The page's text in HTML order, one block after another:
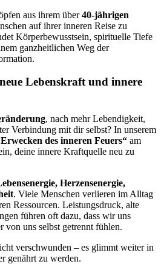
aus ihrem über40-jährigen
auf ihrer inneren Reise zu
Körperbewusstsein, spirituelle Tiefe
ganzheitlichen Weg der
Lebenskraft und innere
, nach mehr Lebendigkeit,
Verbindung mit dir selbst? In unserem
des inneren Feuers“ am
deine innere Kraftquelle neu zu
Herzensenergie,
. Viele Menschen verlieren im Alltag
Ressourcen. Leistungsdruck, alte
führen oft dazu, dass wir uns
von uns selbst getrennt fühlen.
verschwunden – es glimmt weiter in
genährt zu werden.